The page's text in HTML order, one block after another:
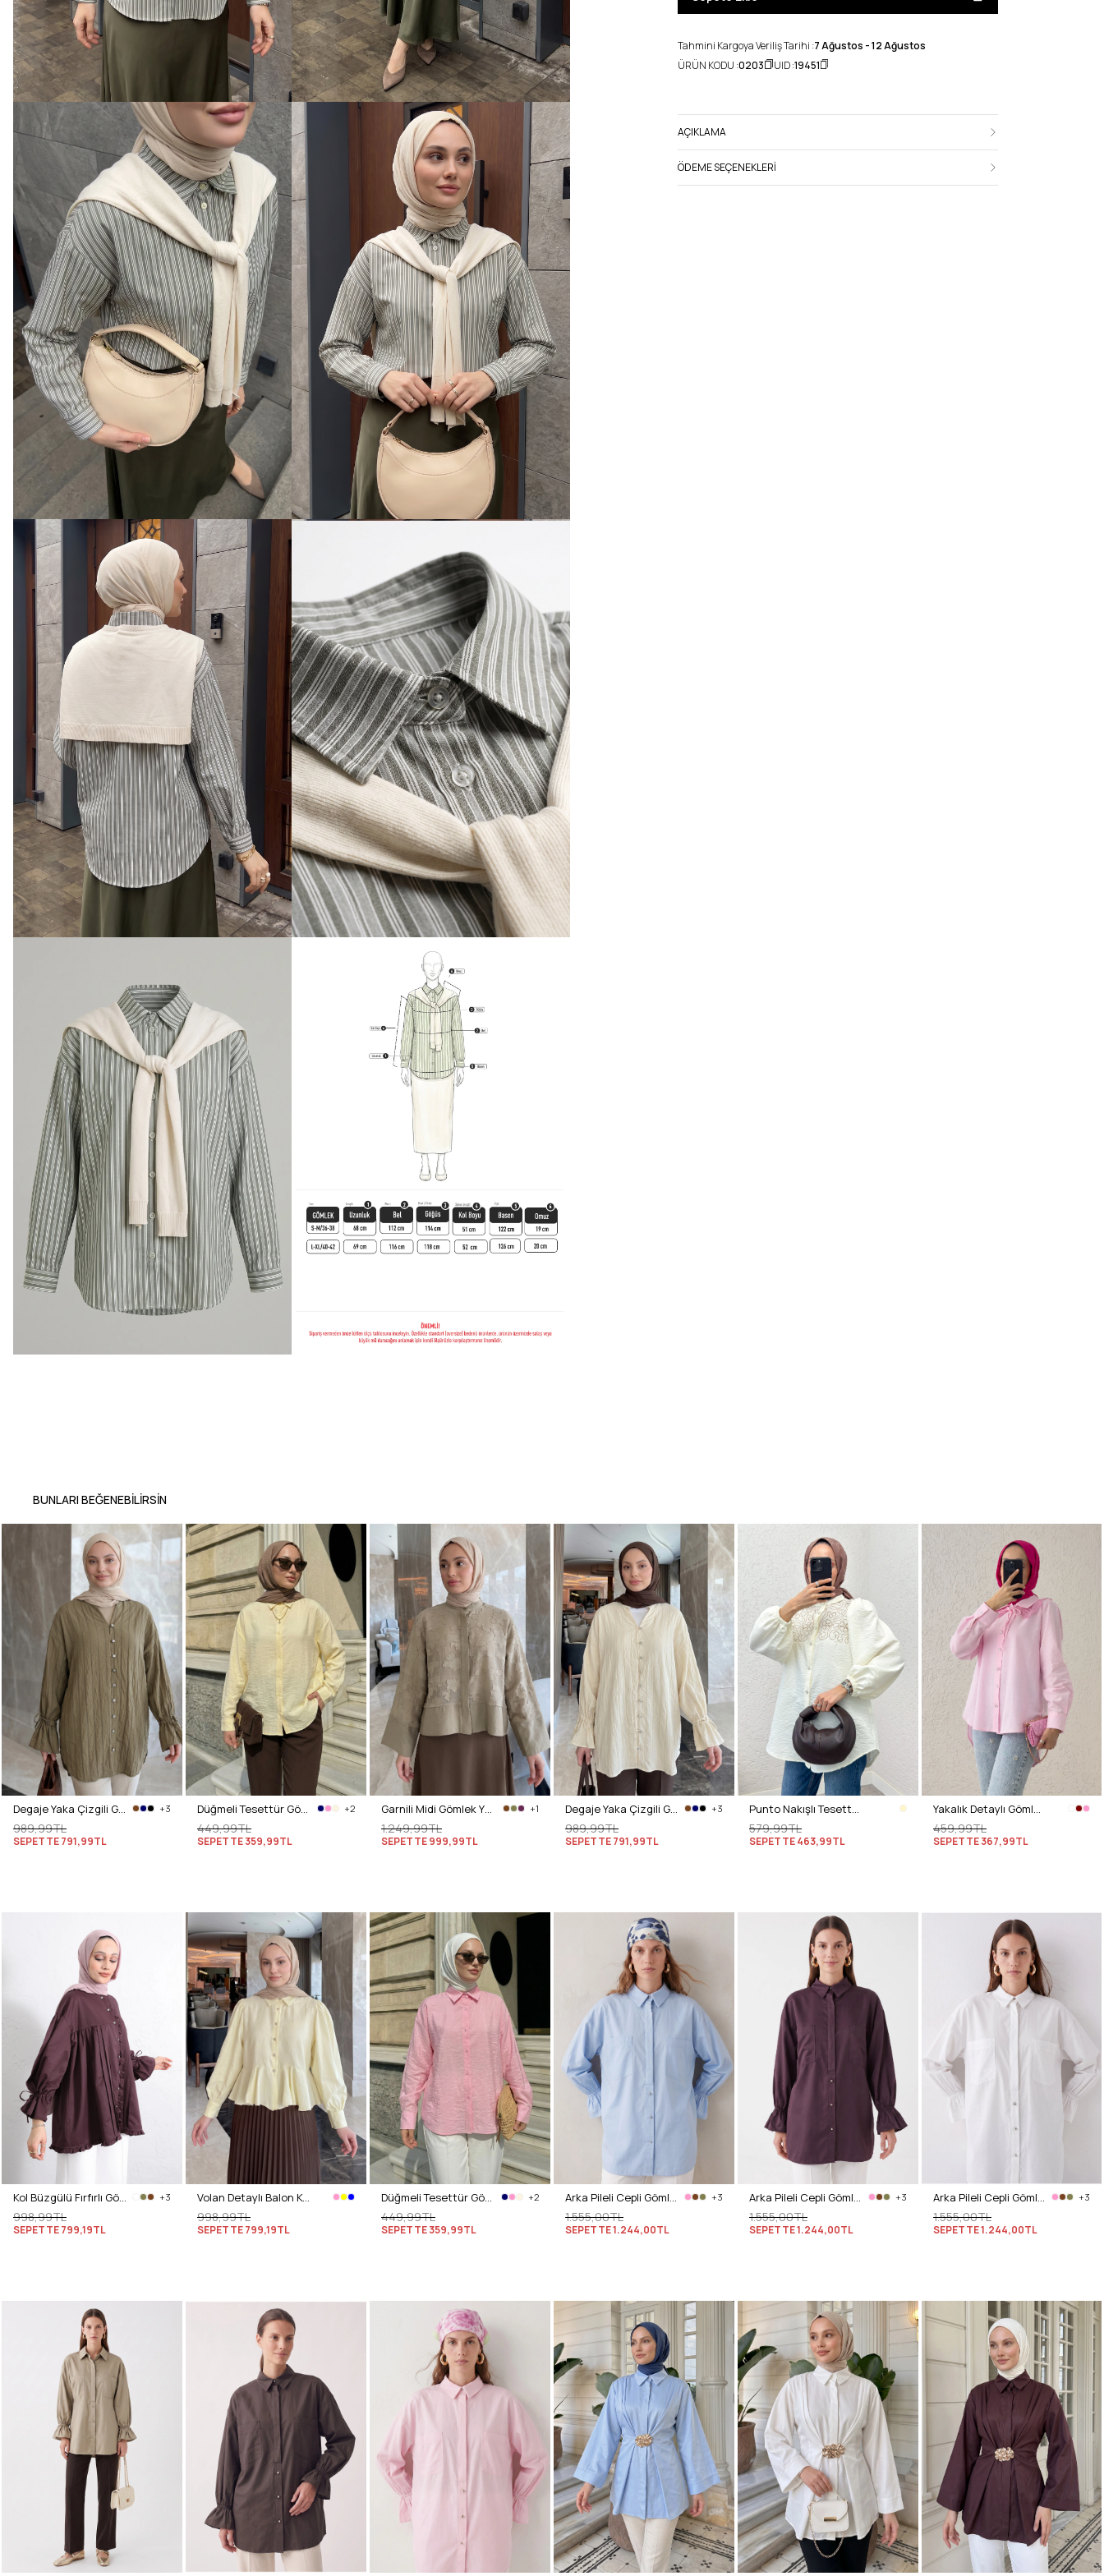
Tahmini Kargoya Veriliş Tarihi :7 Ağustos - 12 Ağustos
ÜRÜN KODU :0203 UID :19451
AÇIKLAMA
ÖDEME SEÇENEKLERI
BUNLARI BEĞENEBILIRSIN
Degaje Yaka Çizgili Gömlek Y0121 - MAT HAKİ +3
989,99TL
SEPETTE791,99TL
Düğmeli Tesettür Gömlek 612137 - SARI +2
449,99TL
SEPETTE359,99TL
Garnili Midi Gömlek Y0138 - AÇIK HAKİ +1
1.249,99TL
SEPETTE999,99TL
Degaje Yaka Çizgili Gömlek Y0121 - TEREYAĞ SARISI +3
989,99TL
SEPETTE791,99TL
Punto Nakışlı Tesettür Gömlek 2241 - KREM
579,99TL
SEPETTE463,99TL
Yakalık Detaylı Gömlek 2214 - PEMBE
459,99TL
SEPETTE367,99TL
Kol Büzgülü Fırfırlı Gömlek Y0093 MÜRDÜM +3
998,99TL
SEPETTE799,19TL
Volan Detaylı Balon Kol Gömlek Y0095 - SARI
998,99TL
SEPETTE799,19TL
Düğmeli Tesettür Gömlek 612137 - PEMBE +2
449,99TL
SEPETTE359,99TL
Arka Pileli Cepli Gömlek Y0147 - BEBE MAVİSİ +3
1.555,00TL
SEPETTE1.244,00TL
Arka Pileli Cepli Gömlek Y0147 - MÜRDÜM +3
1.555,00TL
SEPETTE1.244,00TL
Arka Pileli Cepli Gömlek Y0147 - BEYAZ +3
1.555,00TL
SEPETTE1.244,00TL